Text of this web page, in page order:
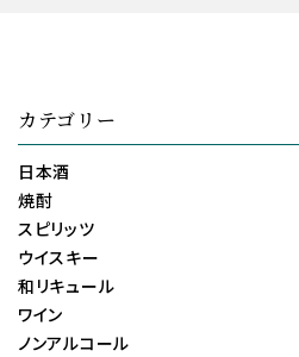
カテゴリー
日本酒
焼酎
スピリッツ
ウイスキー
和リキュール
ワイン
ノンアルコール